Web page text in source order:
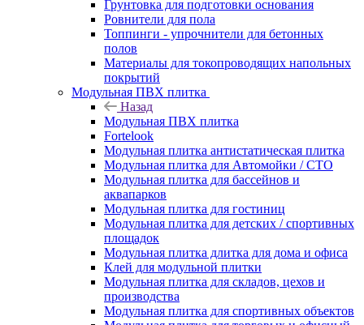
Грунтовка для подготовки основания
Ровнители для пола
Топпинги - упрочнители для бетонных
полов
Материалы для токопроводящих напольных
покрытий
Модульная ПВХ плитка
Назад
Модульная ПВХ плитка
Fortelook
Модульная плитка антистатическая плитка
Модульная плитка для Автомойки / СТО
Модульная плитка для бассейнов и
аквапарков
Модульная плитка для гостиниц
Модульная плитка для детских / спортивных
площадок
Модульная плитка длитка для дома и офиса
Клей для модульной плитки
Модульная плитка для складов, цехов и
производства
Модульная плитка для спортивных объектов